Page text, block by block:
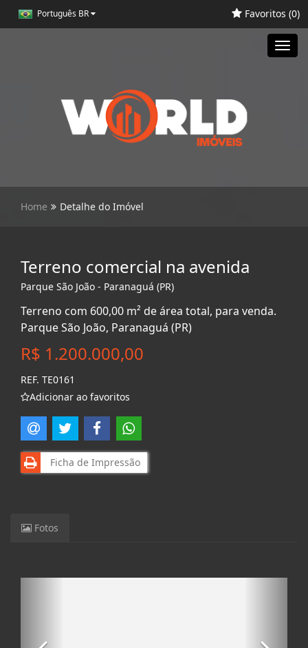
Português BR Favoritos (0)
Home Detalhe do Imóvel
Terreno comercial na avenida
Parque São João - Paranaguá (PR)
Terreno com 600,00 m² de área total, para venda.
Parque São João, Paranaguá (PR)
R$ 1.200.000,00
REF. TE0161
Adicionar ao favoritos
Ficha de Impressão
Fotos